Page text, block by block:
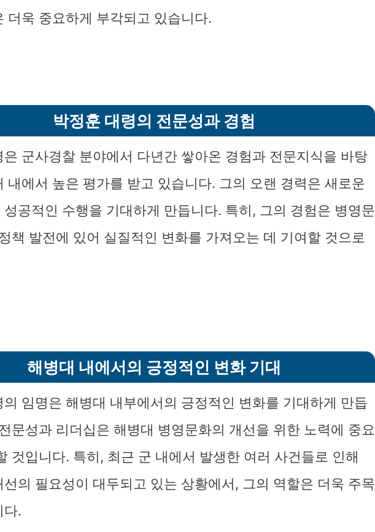
더욱 중요하게 부각되고 있습니다.
박정훈 대령의 전문성과 경험
은 군사경찰 분야에서 다년간 쌓아온 경험과 전문지식을 바탕
내에서 높은 평가를 받고 있습니다. 그의 오랜 경력은 새로운
성공적인 수행을 기대하게 만듭니다. 특히, 그의 경험은 병영문
책 발전에 있어 실질적인 변화를 가져오는 데 기여할 것으로
해병대 내에서의 긍정적인 변화 기대
의 임명은 해병대 내부에서의 긍정적인 변화를 기대하게 만듭
문성과 리더십은 해병대 병영문화의 개선을 위한 노력에 중요
것입니다. 특히, 최근 군 내에서 발생한 여러 사건들로 인해
선의 필요성이 대두되고 있는 상황에서, 그의 역할은 더욱 주목
다.